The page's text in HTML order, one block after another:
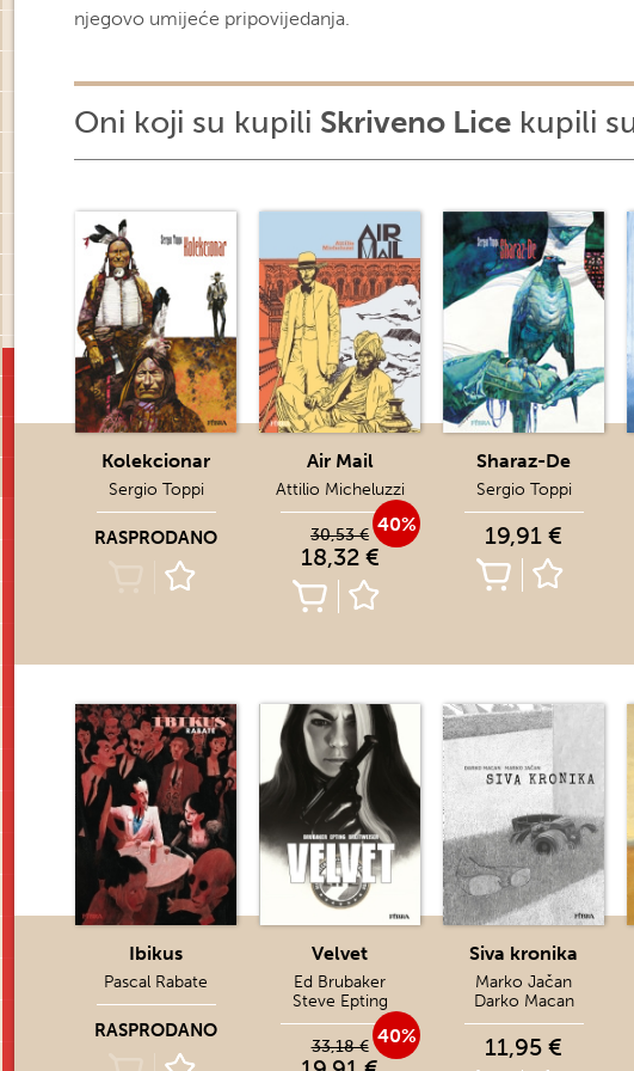
njegovo umijeće pripovijedanja.
Oni koji su kupili Skriveno Lice kupili
Kolekcionar
Sergio Toppi
RASPRODANO
Air Mail
Attilio Micheluzzi
40%
30,53 €
18,32 €
Sharaz-De
Sergio Toppi
19,91 €
Ibikus
Pascal Rabate
RASPRODANO
Velvet
Ed Brubaker
Steve Epting
40%
33,18 €
Siva kronika
Marko Jačan
Darko Macan
11,95 €